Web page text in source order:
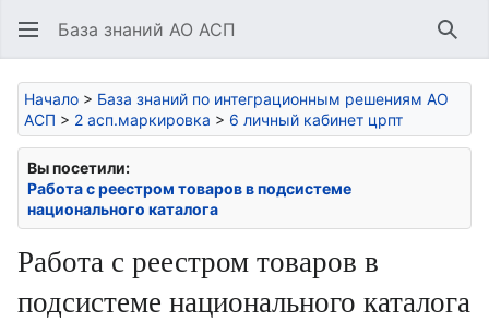
База знаний АО АСП
Начало > База знаний по интеграционным решениям АО
АСП > 2 асп.маркировка > 6 личный кабинет црпт
Вы посетили:
Работа с реестром товаров в подсистеме
национального каталога
Работа с реестром товаров в
подсистеме национального каталога